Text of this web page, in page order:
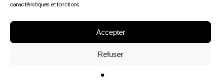
caractéristiques et fonctions.
Accepter
Refuser